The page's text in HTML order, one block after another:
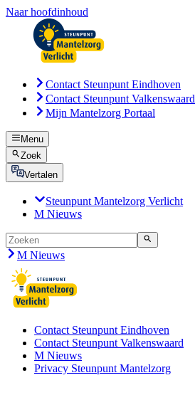
Naar hoofdinhoud
Contact Steunpunt Eindhoven
Contact Steunpunt Valkenswaard
Mijn Mantelzorg Portaal
Menu
Zoek
Vertalen
Steunpunt Mantelzorg Verlicht
M Nieuws
M Nieuws
Contact Steunpunt Eindhoven
Contact Steunpunt Valkenswaard
M Nieuws
Privacy Steunpunt Mantelzorg